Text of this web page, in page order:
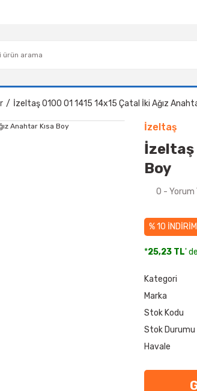
İzeltaş 0100 01 1415 14x15 Çatal İki Ağız
İzeltaş
İzeltaş
Boy
0 - Yorum
% 10 İNDİRİM
*25,23 TL'
Kategori
Marka
Stok Kodu
Stok Durumu
Havale